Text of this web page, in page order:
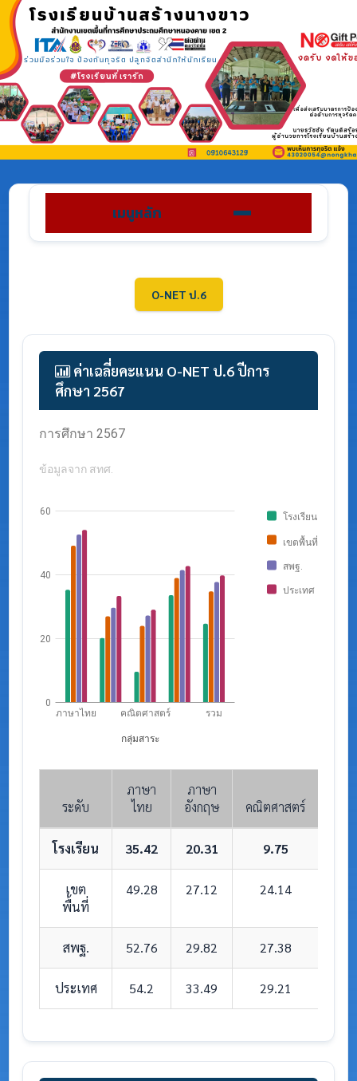
เมนูหลัก
O-NET ป.6
ค่าเฉลี่ยคะแนน O-NET ป.6 ปีการ
ศึกษา 2567
การศึกษา 2567
ข้อมูลจาก สทศ.
โรงเรียน
เขตพื้นที่
สพฐ.
ประเทศ
ภาษาไทย คณิตศาสตร์ รวม
กลุ่มสาระ
0
20
40
60
ระดับ
ภาษา
ไทย
ภาษา
อังกฤษ
คณิตศาสตร์
โรงเรียน 35.42 20.31 9.75
เขต
พื้นที่
49.28 27.12 24.14
สพฐ. 52.76 29.82 27.38
ประเทศ 54.2 33.49 29.21